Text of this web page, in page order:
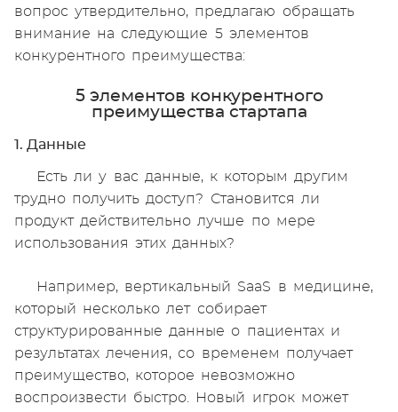
вопрос утвердительно, предлагаю обращать
внимание на следующие 5 элементов
конкурентного преимущества:
5 элементов конкурентного
преимущества стартапа
1. Данные
Есть ли у вас данные, к которым другим
трудно получить доступ? Становится ли
продукт действительно лучше по мере
использования этих данных?
Например, вертикальный SaaS в медицине,
который несколько лет собирает
структурированные данные о пациентах и
результатах лечения, со временем получает
преимущество, которое невозможно
воспроизвести быстро. Новый игрок может